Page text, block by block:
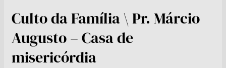
Culto da Família \ Pr. Márcio
Augusto – Casa de
misericórdia